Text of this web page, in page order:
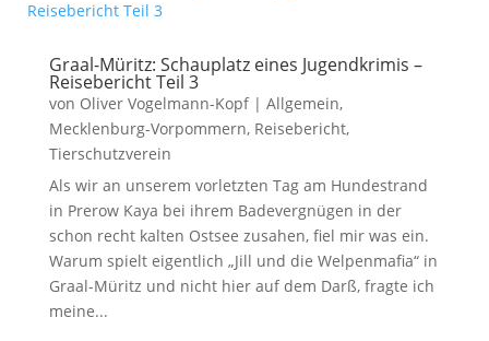
Graal-Müritz: Schauplatz eines Jugendkrimis –
Reisebericht Teil 3
von Oliver Vogelmann-Kopf| Allgemein,
Mecklenburg-Vorpommern, Reisebericht,
Tierschutzverein
Als wir an unserem vorletzten Tag am Hundestrand
in Prerow Kaya bei ihrem Badevergnügen in der
schon recht kalten Ostsee zusahen, fiel mir was ein.
Warum spielt eigentlich „Jill und die Welpenmafia“ in
Graal-Müritz und nicht hier auf dem Darß, fragte ich
meine...